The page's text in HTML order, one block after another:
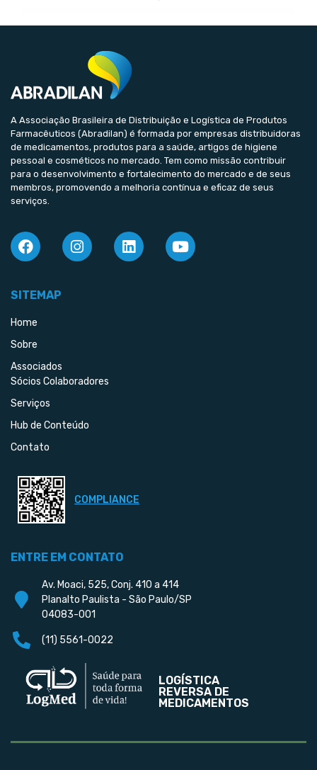
A Associação Brasileira de Distribuição e Logística de Produtos
Farmacêuticos (Abradilan) é formada por empresas distribuidoras
de medicamentos, produtos para a saúde, artigos de higiene
pessoal e cosméticos no mercado. Tem como missão contribuir
para o desenvolvimento e fortalecimento do mercado e de seus
membros, promovendo a melhoria contínua e eficaz de seus
serviços.
SITEMAP
Home
Sobre
Associados
Sócios Colaboradores
Serviços
Hub de Conteúdo
Contato
COMPLIANCE
ENTRE EM CONTATO
Av. Moaci, 525, Conj. 410 a 414
Planalto Paulista - São Paulo/SP
04083-001
(11) 5561-0022
LOGÍSTICA
REVERSA DE
MEDICAMENTOS